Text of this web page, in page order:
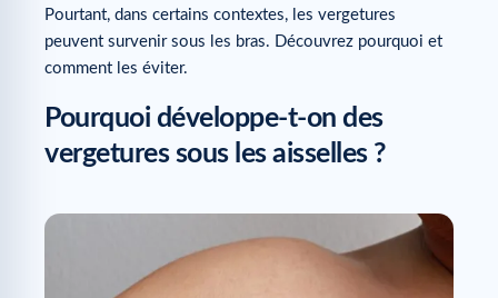
Pourtant, dans certains contextes, les vergetures
peuvent survenir sous les bras. Découvrez pourquoi et
comment les éviter.
Pourquoi développe-t-on des
vergetures sous les aisselles ?